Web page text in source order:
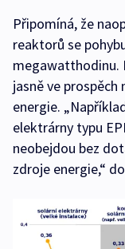
Připomíná, že
reaktorů se
megawatthodinu.
jasně ve
energie.
elektrárny typu
neobejdou bez
zdroje energie,“